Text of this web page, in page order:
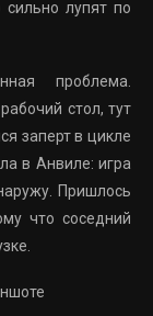
лупят по
проблема.
стол, тут
заперт в цикле
в Анвиле: игра
Пришлось
что соседний